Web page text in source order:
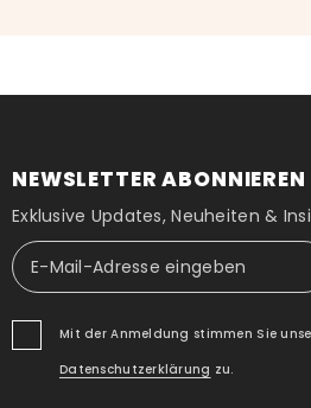
NEWSLETTER ABONNIEREN
Exklusive Updates, Neuheiten &
Mit der Anmeldung stimmen Sie
Datenschutzerklärung zu.